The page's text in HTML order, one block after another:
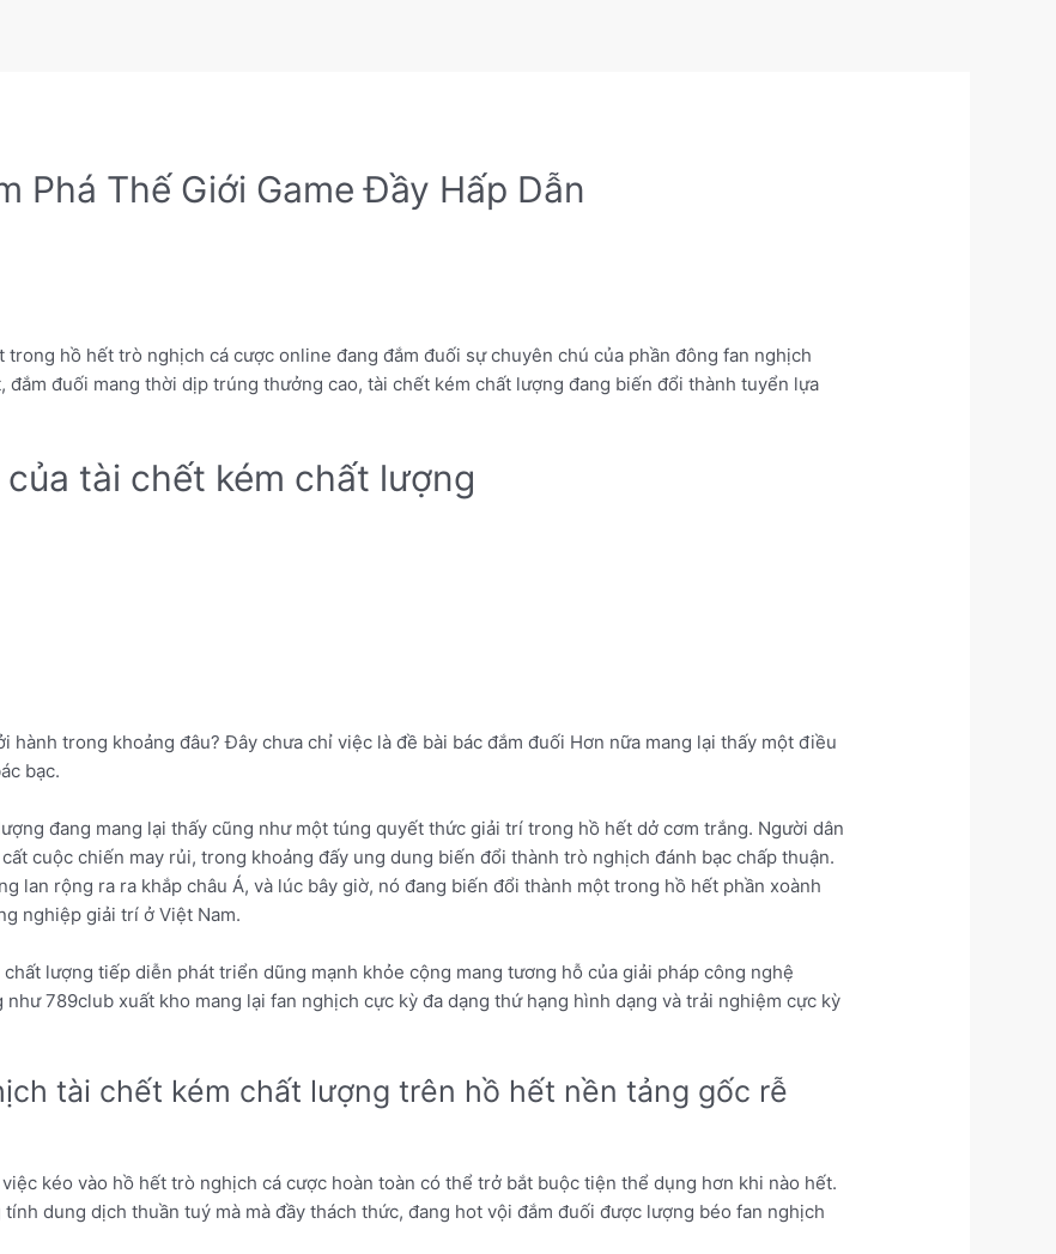
Phá Thế Giới Game Đầy Hấp Dẫn
hồ hết trò nghịch cá cược online đang đắm đuối sự chuyên chú của phần đông fan nghịch
đắm đuối mang thời dịp trúng thưởng cao, tài chết kém chất lượng đang biến đổi thành tuyển lựa
tài chết kém chất lượng
hành trong khoảng đâu? Đây chưa chỉ việc là đề bài bác đắm đuối Hơn nữa mang lại thấy một điều
bạc.
đang mang lại thấy cũng như một túng quyết thức giải trí trong hồ hết dở cơm trắng. Người dân
cuộc chiến may rủi, trong khoảng đấy ung dung biến đổi thành trò nghịch đánh bạc chấp thuận.
lan rộng ra ra khắp châu Á, và lúc bây giờ, nó đang biến đổi thành một trong hồ hết phần xoành
nghiệp giải trí ở Việt Nam.
lượng tiếp diễn phát triển dũng mạnh khỏe cộng mang tương hỗ của giải pháp công nghệ
789club xuất kho mang lại fan nghịch cực kỳ đa dạng thứ hạng hình dạng và trải nghiệm cực kỳ
tài chết kém chất lượng trên hồ hết nền tảng gốc rễ
kéo vào hồ hết trò nghịch cá cược hoàn toàn có thể trở bắt buộc tiện thể dụng hơn khi nào hết.
dung dịch thuần tuý mà mà đầy thách thức, đang hot vội đắm đuối được lượng béo fan nghịch